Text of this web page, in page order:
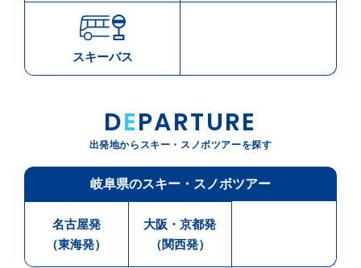
スキーバス
DEPARTURE
出発地からスキー・スノボツアーを探す
岐阜県のスキー・スノボツアー
名古屋発
（東海発）
大阪・京都発
（関西発）